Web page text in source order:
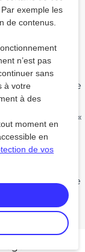
réservations de
et "Train + Bus".
responsable"
Ce séjour sera
avec un
En le
émissions de
Week-end » et «
SA, au
de Bacalan
822 – RCS
Atout France
IARD, 2
15 avenue
exemple les
de contenus.
n’est pas
sans
à votre
à des
moment en
en
de vos